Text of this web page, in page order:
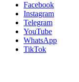
Facebook
Instagram
Telegram
YouTube
WhatsApp
TikTok